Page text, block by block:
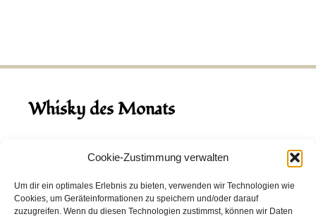
Cookie-Zustimmung verwalten
Um dir ein optimales Erlebnis zu bieten, verwenden wir Technologien wie
Cookies, um Geräteinformationen zu speichern und/oder darauf
zuzugreifen. Wenn du diesen Technologien zustimmst, können wir Daten
Whisky des Monats
August 2026
Hinch Double Wood
Destillerie:Hinch(Irland)